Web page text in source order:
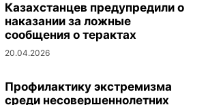
Казахстанцев предупредили о
наказании за ложные
сообщения о терактах
20.04.2026
Профилактику экстремизма
среди несовершеннолетних